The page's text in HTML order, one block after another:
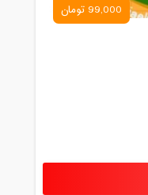
99,000 تومان